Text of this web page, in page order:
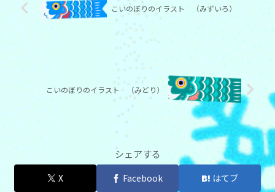
こいのぼりのイラスト （みずいろ）
こいのぼりのイラスト （みどり）
シェアする
X Facebook はてブ